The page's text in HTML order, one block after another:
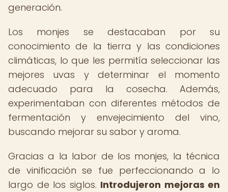
generación.
Los monjes se destacaban por su
conocimiento de la tierra y las condiciones
climáticas, lo que les permitía seleccionar las
mejores uvas y determinar el momento
adecuado para la cosecha. Además,
experimentaban con diferentes métodos de
fermentación y envejecimiento del vino,
buscando mejorar su sabor y aroma.
Gracias a la labor de los monjes, la técnica
de vinificación se fue perfeccionando a lo
largo de los siglos. Introdujeron mejoras en